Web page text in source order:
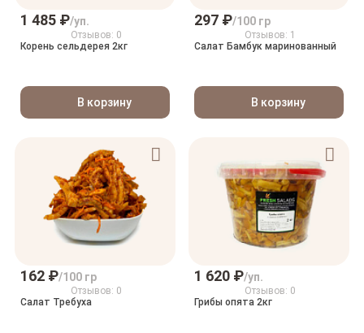
1 485 ₽/уп.
Отзывов: 0
Корень сельдерея 2кг
В корзину
297 ₽/100 гр
Отзывов: 1
Салат Бамбук маринованный
В корзину
162 ₽/100 гр
Отзывов: 0
Салат Требуха
1 620 ₽/уп.
Отзывов: 0
Грибы опята 2кг